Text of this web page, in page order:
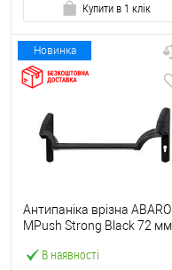
Купити в 1 клік
Новинка
В наявності
Антипаніка врізна ABARO
МPush Strong Black 72 мм